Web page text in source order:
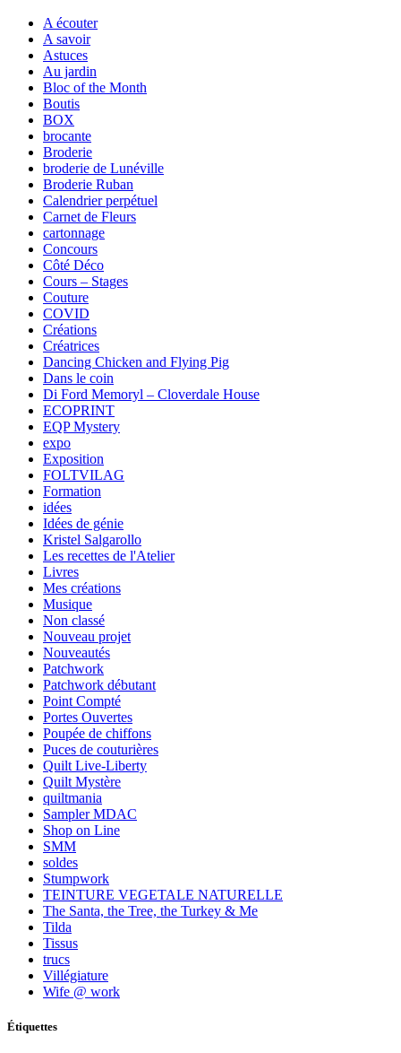
A écouter
A savoir
Astuces
Au jardin
Bloc of the Month
Boutis
BOX
brocante
Broderie
broderie de Lunéville
Broderie Ruban
Calendrier perpétuel
Carnet de Fleurs
cartonnage
Concours
Côté Déco
Cours – Stages
Couture
COVID
Créations
Créatrices
Dancing Chicken and Flying Pig
Dans le coin
Di Ford Memoryl – Cloverdale House
ECOPRINT
EQP Mystery
expo
Exposition
FOLTVILAG
Formation
idées
Idées de génie
Kristel Salgarollo
Les recettes de l'Atelier
Livres
Mes créations
Musique
Non classé
Nouveau projet
Nouveautés
Patchwork
Patchwork débutant
Point Compté
Portes Ouvertes
Poupée de chiffons
Puces de couturières
Quilt Live-Liberty
Quilt Mystère
quiltmania
Sampler MDAC
Shop on Line
SMM
soldes
Stumpwork
TEINTURE VEGETALE NATURELLE
The Santa, the Tree, the Turkey & Me
Tilda
Tissus
trucs
Villégiature
Wife @ work
Étiquettes